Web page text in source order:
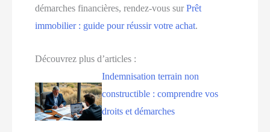
démarches financières, rendez-vous surPrêt
immobilier : guide pour réussir votre achat.
Découvrez plus d’articles :
Indemnisation terrain non
constructible : comprendre vos
droits et démarches